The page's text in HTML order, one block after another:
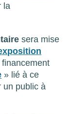
la
sera mise
» lié à ce
un public à